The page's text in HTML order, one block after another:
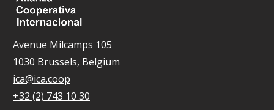
Avenue Milcamps 105
1030 Brussels, Belgium
ica@ica.coop
+32 (2) 743 10 30